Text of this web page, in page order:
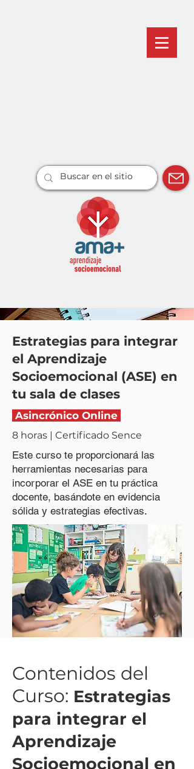
Estrategias para integrar
el Aprendizaje
Socioemocional (ASE) en
tu sala de clases
Asincrónico Online
8 horas | Certificado Sence
Este curso te proporcionará las
herramientas necesarias para
incorporar el ASE en tu práctica
docente, basándote en evidencia
sólida y estrategias efectivas.
Contenidos del
Curso: Estrategias
para integrar el
Aprendizaje
Socioemocional en